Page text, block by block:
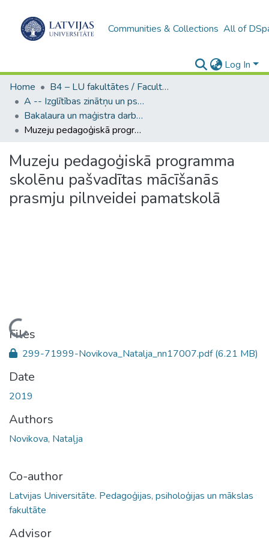
Communities & Collections All of
Log In
Home
B4 – LU fakultātes / Faculties of the UL
A -- Izglītības zinātņu un psiholoģijas fakultāte / Faculty of Education Sciences and Psychology
Bakalaura un maģistra darbi (PPMF) / Bachelor's and Master's theses
Muzeju pedagoģiskā programma skolēnu pašvadītas mācīšanās prasmju pilnveidei pamatskolā
Muzeju pedagoģiskā programma
skolēnu pašvadītas mācīšanās
prasmju pilnveidei pamatskolā
Loading...
Files
299-71999-Novikova_Natalja_nn17007.pdf(6.21 MB)
Date
2019
Authors
Novikova, Nataļja
Co-author
Latvijas Universitāte. Pedagoģijas, psiholoģijas un mākslas
fakultāte
Advisor